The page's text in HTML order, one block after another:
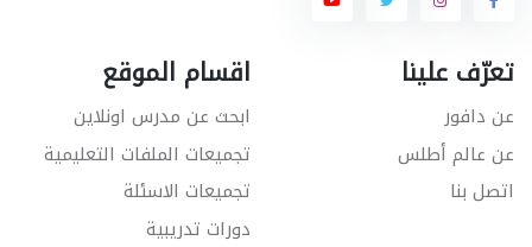
تعرّف علينا
عن دافور
عن عالم أطلس
اتصل بنا
اقسام الموقع
ابحث عن مدرس اونلاين
تجميعات الملفات التعليمية
تجميعات الاسئلة
دورات تدريبية